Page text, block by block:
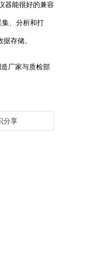
器能很好的兼容
、分析和打
存储。
厂家与质检部
分享